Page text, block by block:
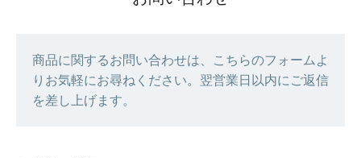
商品に関するお問い合わせは、こちらのフォームよ
りお気軽にお尋ねください。翌営業日以内にご返信
を差し上げます。